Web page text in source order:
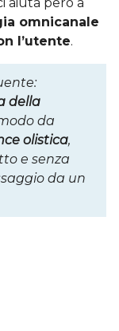
omnicanale
l’utente.
della
da
olistica,
e senza
da un